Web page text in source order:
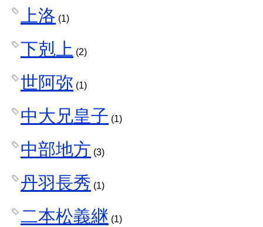
上洛 (1)
下剋上 (2)
世阿弥 (1)
中大兄皇子 (1)
中部地方 (3)
丹羽長秀 (1)
二本松義継 (1)